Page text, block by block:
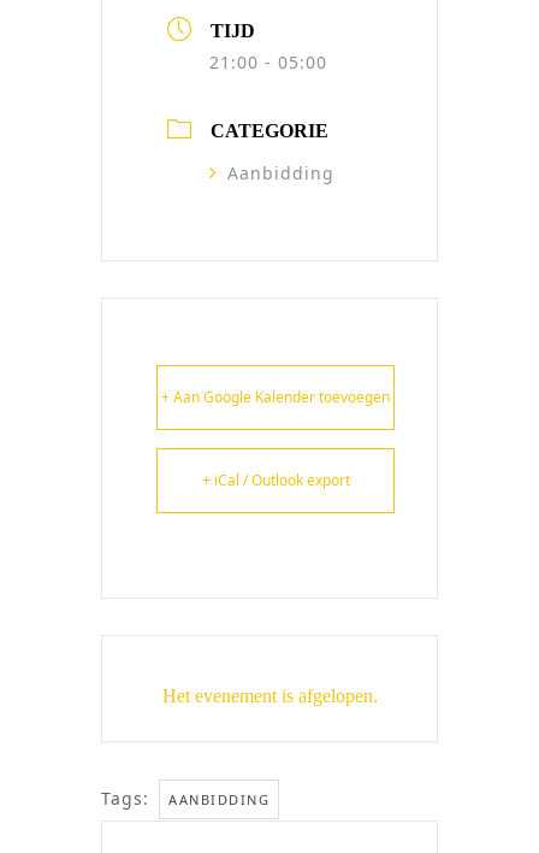
TIJD
21:00 - 05:00
CATEGORIE
Aanbidding
+ Aan Google Kalender toevoegen
+ iCal / Outlook export
Het evenement is afgelopen.
Tags: AANBIDDING